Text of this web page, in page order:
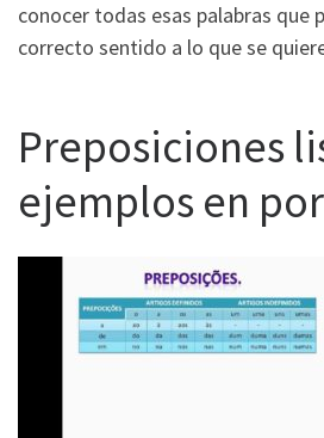
conocer todas esas palabras que
correcto sentido a lo que se
Preposiciones
ejemplos en